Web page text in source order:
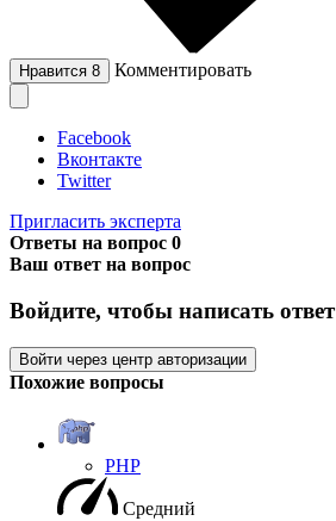
Нравится 8 Комментировать
Facebook
Вконтакте
Twitter
Пригласить эксперта
Ответы на вопрос 0
Ваш ответ на вопрос
Войдите, чтобы написать ответ
Войти через центр авторизации
Похожие вопросы
PHP
Средний